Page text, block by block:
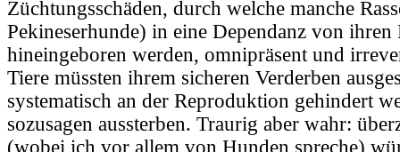
Züchtungsschäden, durch welche manche
Pekineserhunde) in eine Dependanz von ihren
hineingeboren werden, omnipräsent und
Tiere müssten ihrem sicheren Verderben
systematisch an der Reproduktion gehindert
sozusagen aussterben. Traurig aber wahr:
(wobei ich vor allem von Hunden spreche)